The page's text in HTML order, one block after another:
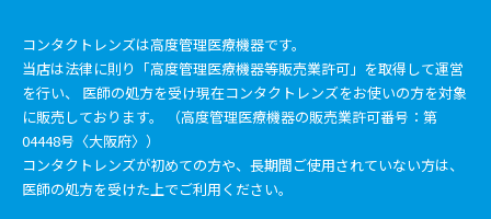
コンタクトレンズは高度管理医療機器です。
当店は法律に則り「高度管理医療機器等販売業許可」を取得して運営
を行い、 医師の処方を受け現在コンタクトレンズをお使いの方を対象
に販売しております。 （高度管理医療機器の販売業許可番号：第
04448号〈大阪府〉）
コンタクトレンズが初めての方や、長期間ご使用されていない方は、
医師の処方を受けた上でご利用ください。